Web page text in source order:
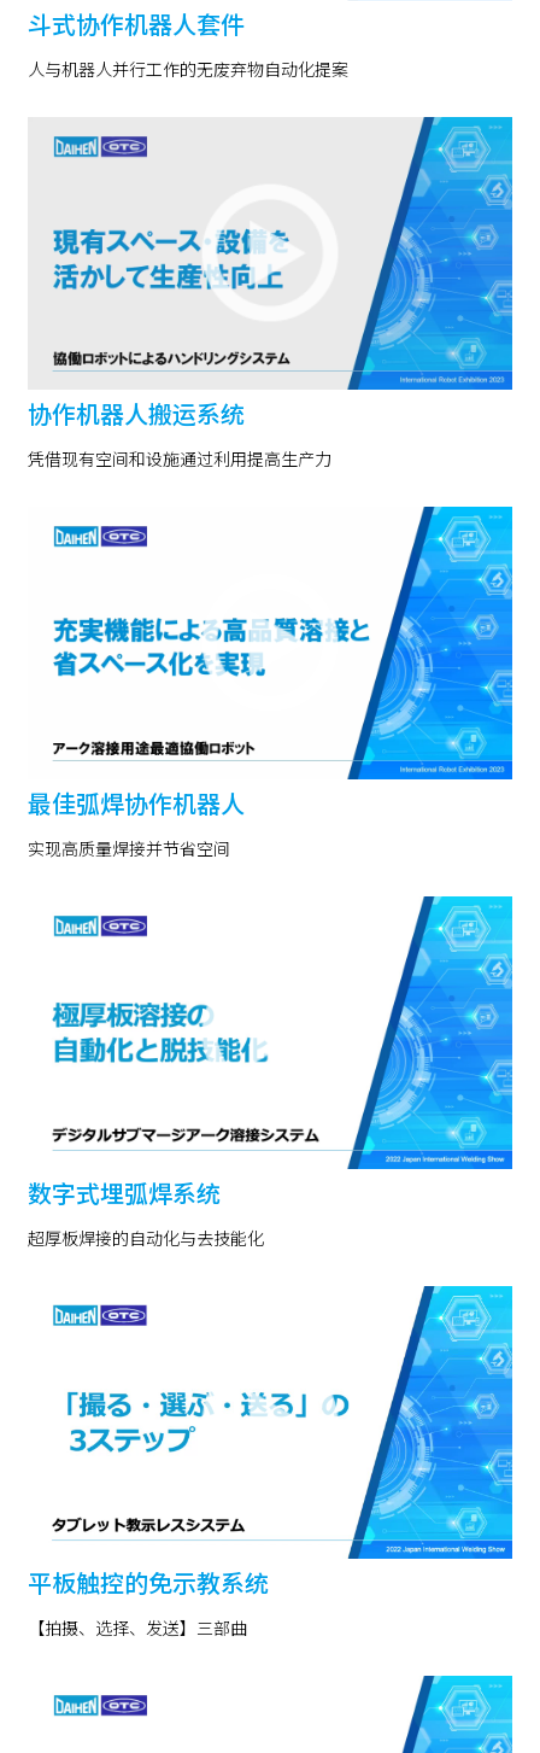
斗式协作机器人套件
人与机器人并行工作的无废弃物自动化提案
协作机器人搬运系统
凭借现有空间和设施通过利用提高生产力
最佳弧焊协作机器人
实现高质量焊接并节省空间
数字式埋弧焊系统
超厚板焊接的自动化与去技能化
平板触控的免示教系统
【拍摄、选择、发送】三部曲